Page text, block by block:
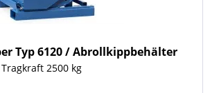
Typ 6120 / Abrollkippbehälter
2500 kg